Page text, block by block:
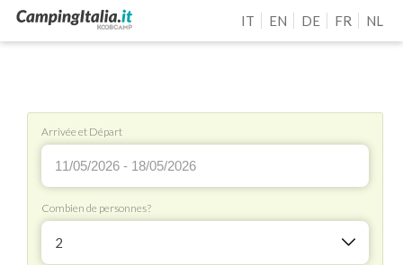
IT EN DE FR NL
Arrivée et Départ
Combien de personnes?
2